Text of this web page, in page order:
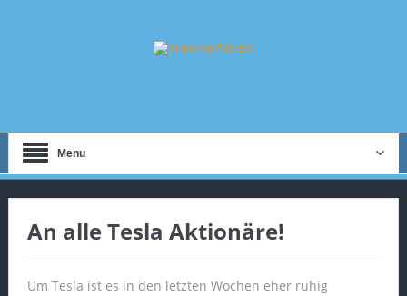
Menu
An alle Tesla Aktionäre!
Um Tesla ist es in den letzten Wochen eher ruhig